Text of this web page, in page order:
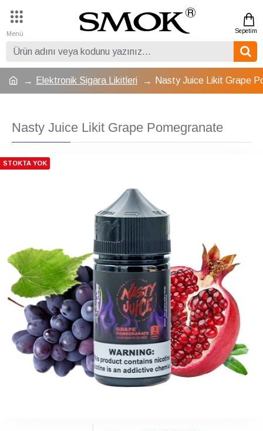
Elektronik Sigara Likitleri Nasty Juice Likit Grape
Nasty Juice Likit Grape Pomegranate
STOKTA YOK